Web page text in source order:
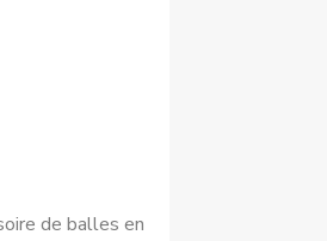
de balles en